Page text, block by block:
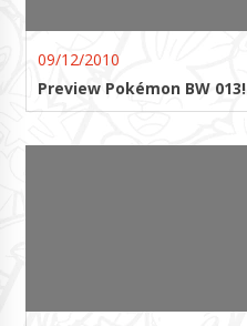
09/12/2010
Preview Pokémon BW 013!